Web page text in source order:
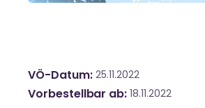
VÖ-Datum 25.11.2022
Vorbestellbar ab 18.11.2022